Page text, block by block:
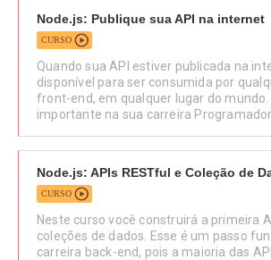
Node.js: Publique sua API na internet
CURSO
Quando sua API estiver publicada na
disponível para ser consumida por
front-end, em qualquer lugar do mundo.
importante na sua carreira Programador
Node.js: APIs RESTful e Coleção de
CURSO
Neste curso você construirá a primeira
coleções de dados. Esse é um passo
carreira back-end, pois a maioria das